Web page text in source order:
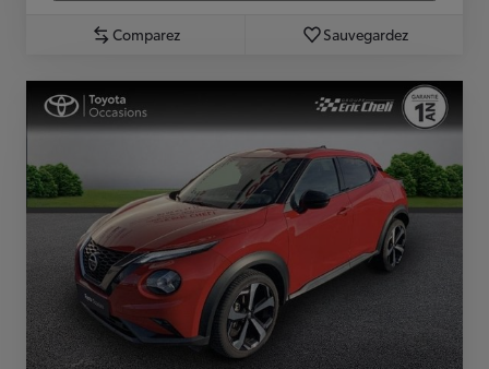
Comparez Sauvegardez